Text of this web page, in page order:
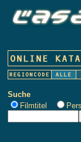
Suche
Filmtitel